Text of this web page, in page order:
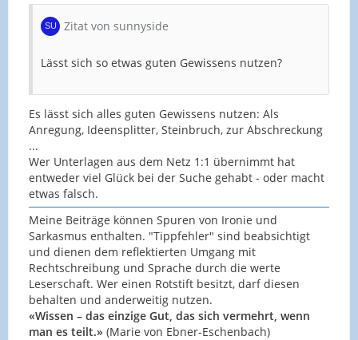
Zitat von sunnyside
Lässt sich so etwas guten Gewissens nutzen?
Es lässt sich alles guten Gewissens nutzen: Als
Anregung, Ideensplitter, Steinbruch, zur Abschreckung
...
Wer Unterlagen aus dem Netz 1:1 übernimmt hat
entweder viel Glück bei der Suche gehabt - oder macht
etwas falsch.
Meine Beiträge können Spuren von Ironie und
Sarkasmus enthalten. "Tippfehler" sind beabsichtigt
und dienen dem reflektierten Umgang mit
Rechtschreibung und Sprache durch die werte
Leserschaft. Wer einen Rotstift besitzt, darf diesen
behalten und anderweitig nutzen.
«Wissen – das einzige Gut, das sich vermehrt, wenn
man es teilt.» (Marie von Ebner-Eschenbach)